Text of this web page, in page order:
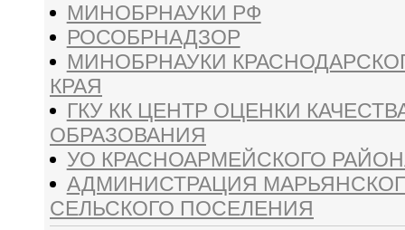
МИНОБРНАУКИ РФ
РОСОБРНАДЗОР
МИНОБРНАУКИ
КРАЯ
ГКУ КК ЦЕНТР ОЦЕНКИ
ОБРАЗОВАНИЯ
УО КРАСНОАРМЕЙСКОГО
АДМИНИСТРАЦИЯ
СЕЛЬСКОГО ПОСЕЛЕНИЯ